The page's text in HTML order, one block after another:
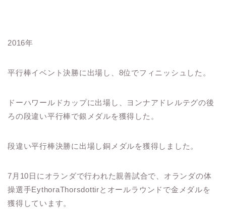
2016年
平行棒イベント決勝に出場し、8位でフィニッシュした。
ドーハワールドカップに出場し、ヨンナアドレルテグの後
ろの段違い平行棒で銀メダルを獲得した。
段違い平行棒決勝に出場し銅メダルを獲得しました。
7月10日にオランダで行われた親善試合で、オランダの体
操選手EythoraThorsdottirとオールラウンドで金メダルを
獲得しています。